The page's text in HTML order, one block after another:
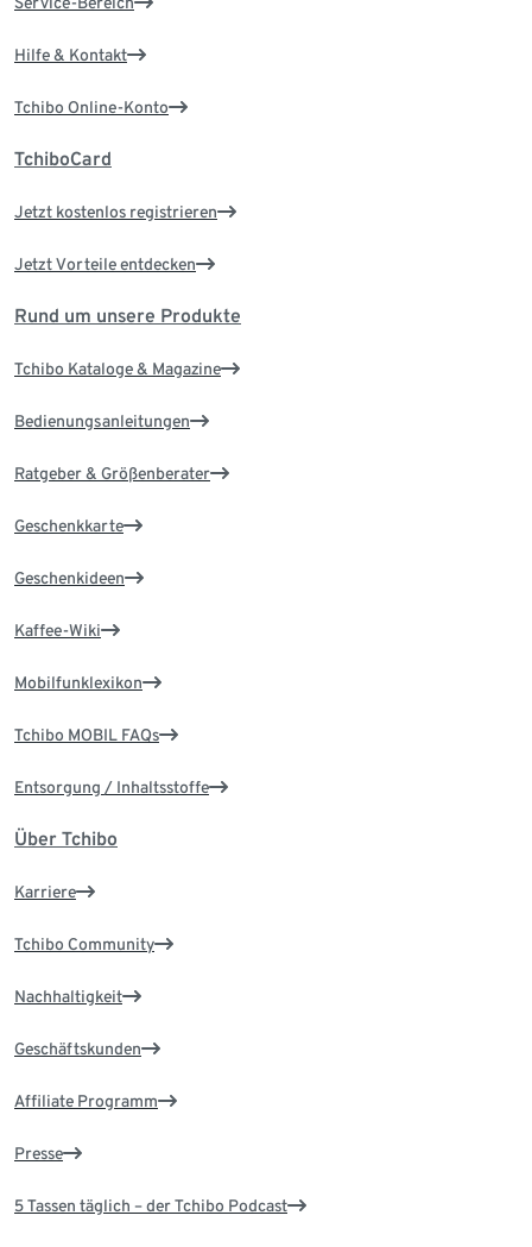
Hilfe & Kontakt
Tchibo Online-Konto
TchiboCard
Jetzt kostenlos registrieren
Jetzt Vorteile entdecken
Rund um unsere Produkte
Tchibo Kataloge & Magazine
Bedienungsanleitungen
Ratgeber & Größenberater
Geschenkkarte
Geschenkideen
Kaffee-Wiki
Mobilfunklexikon
Tchibo MOBIL FAQs
Entsorgung / Inhaltsstoffe
Über Tchibo
Karriere
Tchibo Community
Nachhaltigkeit
Geschäftskunden
Affiliate Programm
Presse
5 Tassen täglich – der Tchibo Podcast